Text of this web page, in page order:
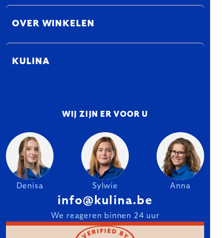
OVER WINKELEN
KULINA
WIJ ZIJN ER VOOR U
Denisa Sylwie Anna
info@kulina.be
We reageren binnen 24 uur